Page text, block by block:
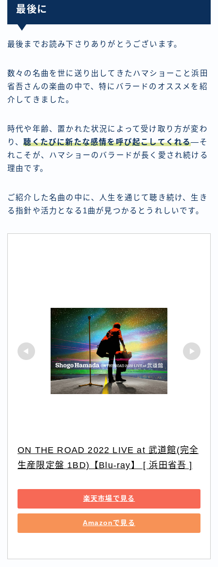
最後に
最後までお読み下さりありがとうございます。
数々の名曲を世に送り出してきたハマショーこと浜田
省吾さんの楽曲の中で、特にバラードのオススメを紹
介してきました。
時代や年齢、置かれた状況によって受け取り方が変わ
り、聴くたびに新たな感情を呼び起こしてくれる―そ
れこそが、ハマショーのバラードが長く愛され続ける
理由です。
ご紹介した名曲の中に、人生を通じて聴き続け、生き
る指針や活力となる1曲が見つかるとうれしいです。
ON THE ROAD 2022 LIVE at 武道館(完全
生産限定盤 1BD)【Blu-ray】 [ 浜田省吾 ]
楽天市場で見る
Amazonで見る